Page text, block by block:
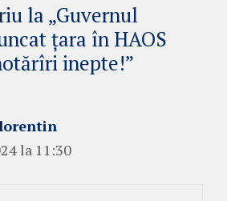
la „Guvernul
țara în HAOS
inepte!”
la 11:30